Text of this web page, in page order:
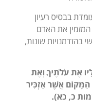
בבסיס רעיון
את האדם
בהזדמנויות שונות,
אֶת עֹלֹתֶיךָ וְאֶת
אֲשֶׁר אַזְכִּיר
כ, כא).